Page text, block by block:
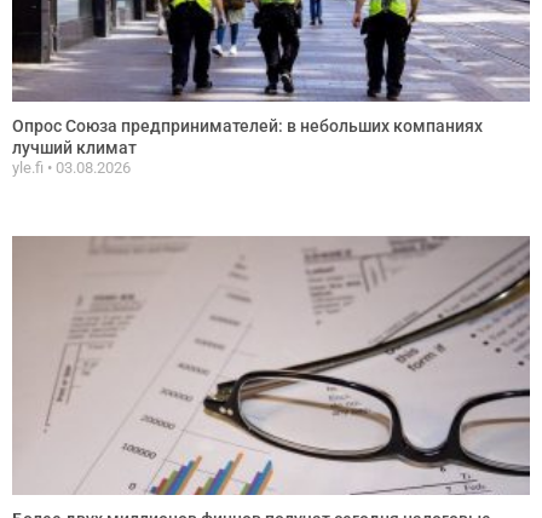
Опрос Союза предпринимателей: в небольших компаниях
лучший климат
yle.fi 03.08.2026